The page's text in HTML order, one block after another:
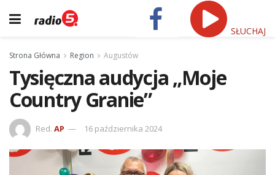
SŁUCHAJ
Strona Główna Region Augustów
Tysięczna audycja „Moje
Country Granie”
Red. AP 16 października 2024